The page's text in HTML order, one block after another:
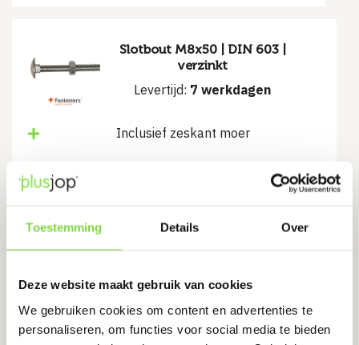
Toestemming Details Over
Deze website maakt gebruik van cookies
We gebruiken cookies om content en advertenties te
personaliseren, om functies voor social media te bieden
Slotbout M8x50 | DIN 603 |
verzinkt
Levertijd: 7 werkdagen
Inclusief zeskant moer
€0.70
verzinkt
Levertijd:14 werkdagen